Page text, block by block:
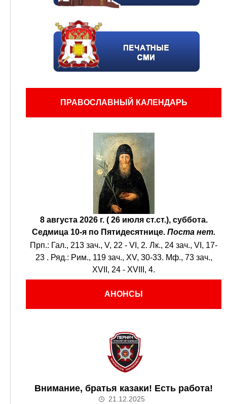
ПРАВОСЛАВНЫЙ КАЛЕНДАРЬ
8 августа 2026 г. ( 26 июля ст.ст.), суббота.
Седмица 10-я по Пятидесятнице. Поста нет.
Прп.: Гал., 213 зач., V, 22 - VI, 2. Лк., 24 зач., VI, 17-
23 . Ряд.: Рим., 119 зач., XV, 30-33. Мф., 73 зач.,
XVII, 24 - XVIII, 4.
АНОНСЫ
Внимание, братья казаки! Есть работа!
21.12.2025